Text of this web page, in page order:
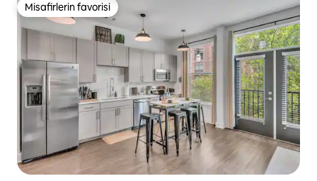
Misafirlerin favorisi
Misafirlerin favorisi